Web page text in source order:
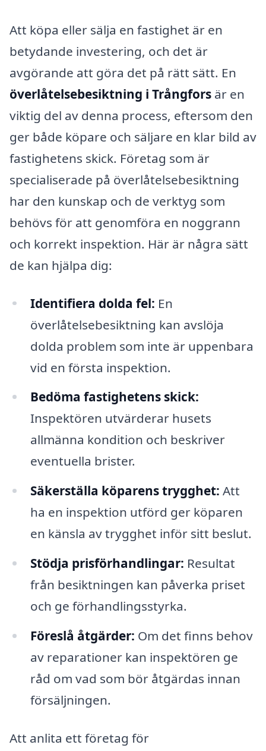
Att köpa eller sälja en fastighet är en
betydande investering, och det är
avgörande att göra det på rätt sätt. En
överlåtelsebesiktning i Trångfors är en
viktig del av denna process, eftersom den
ger både köpare och säljare en klar bild av
fastighetens skick. Företag som är
specialiserade på överlåtelsebesiktning
har den kunskap och de verktyg som
behövs för att genomföra en noggrann
och korrekt inspektion. Här är några sätt
de kan hjälpa dig:
Identifiera dolda fel: En
överlåtelsebesiktning kan avslöja
dolda problem som inte är uppenbara
vid en första inspektion.
Bedöma fastighetens skick:
Inspektören utvärderar husets
allmänna kondition och beskriver
eventuella brister.
Säkerställa köparens trygghet: Att
ha en inspektion utförd ger köparen
en känsla av trygghet inför sitt beslut.
Stödja prisförhandlingar: Resultat
från besiktningen kan påverka priset
och ge förhandlingsstyrka.
Föreslå åtgärder: Om det finns behov
av reparationer kan inspektören ge
råd om vad som bör åtgärdas innan
försäljningen.
Att anlita ett företag för